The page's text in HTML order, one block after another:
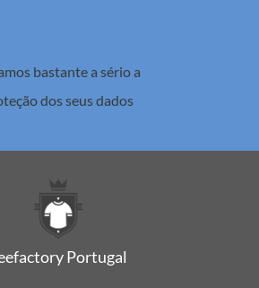
bastante a sério a
dos seus dados
Portugal